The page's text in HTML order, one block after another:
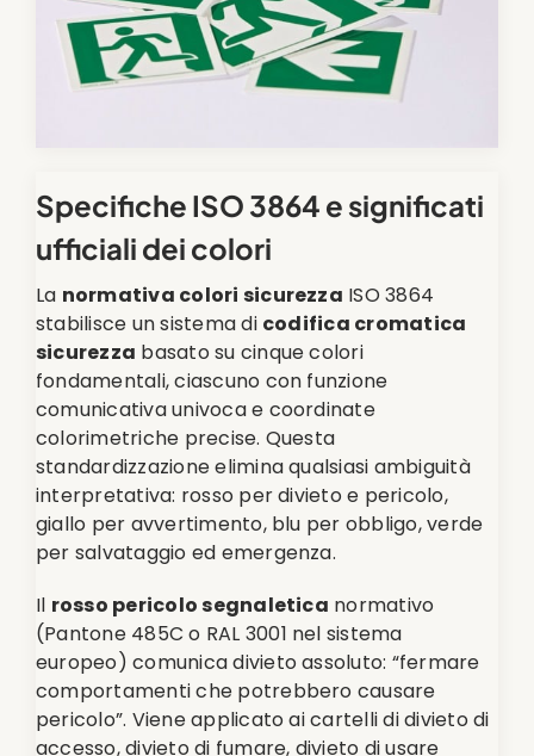
Specifiche ISO 3864 e significati
ufficiali dei colori
La normativa colori sicurezza ISO 3864
stabilisce un sistema di codifica cromatica
sicurezza basato su cinque colori
fondamentali, ciascuno con funzione
comunicativa univoca e coordinate
colorimetriche precise. Questa
standardizzazione elimina qualsiasi ambiguità
interpretativa: rosso per divieto e pericolo,
giallo per avvertimento, blu per obbligo, verde
per salvataggio ed emergenza.
Il rosso pericolo segnaletica normativo
(Pantone 485C o RAL 3001 nel sistema
europeo) comunica divieto assoluto: “fermare
comportamenti che potrebbero causare
pericolo”. Viene applicato ai cartelli di divieto di
accesso, divieto di fumare, divieto di usare